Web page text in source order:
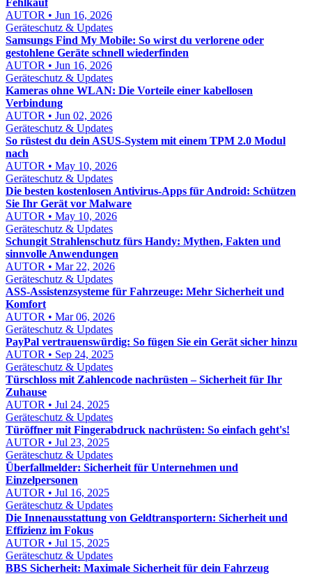
Fehlkauf
AUTOR • Jun 16, 2026
Geräteschutz & Updates
Samsungs Find My Mobile: So wirst du verlorene oder
gestohlene Geräte schnell wiederfinden
AUTOR • Jun 16, 2026
Geräteschutz & Updates
Kameras ohne WLAN: Die Vorteile einer kabellosen
Verbindung
AUTOR • Jun 02, 2026
Geräteschutz & Updates
So rüstest du dein ASUS-System mit einem TPM 2.0 Modul
nach
AUTOR • May 10, 2026
Geräteschutz & Updates
Die besten kostenlosen Antivirus-Apps für Android: Schützen
Sie Ihr Gerät vor Malware
AUTOR • May 10, 2026
Geräteschutz & Updates
Schungit Strahlenschutz fürs Handy: Mythen, Fakten und
sinnvolle Anwendungen
AUTOR • Mar 22, 2026
Geräteschutz & Updates
ASS-Assistenzsysteme für Fahrzeuge: Mehr Sicherheit und
Komfort
AUTOR • Mar 06, 2026
Geräteschutz & Updates
PayPal vertrauenswürdig: So fügen Sie ein Gerät sicher hinzu
AUTOR • Sep 24, 2025
Geräteschutz & Updates
Türschloss mit Zahlencode nachrüsten – Sicherheit für Ihr
Zuhause
AUTOR • Jul 24, 2025
Geräteschutz & Updates
Türöffner mit Fingerabdruck nachrüsten: So einfach geht's!
AUTOR • Jul 23, 2025
Geräteschutz & Updates
Überfallmelder: Sicherheit für Unternehmen und
Einzelpersonen
AUTOR • Jul 16, 2025
Geräteschutz & Updates
Die Innenausstattung von Geldtransportern: Sicherheit und
Effizienz im Fokus
AUTOR • Jul 15, 2025
Geräteschutz & Updates
BBS Sicherheit: Maximale Sicherheit für dein Fahrzeug